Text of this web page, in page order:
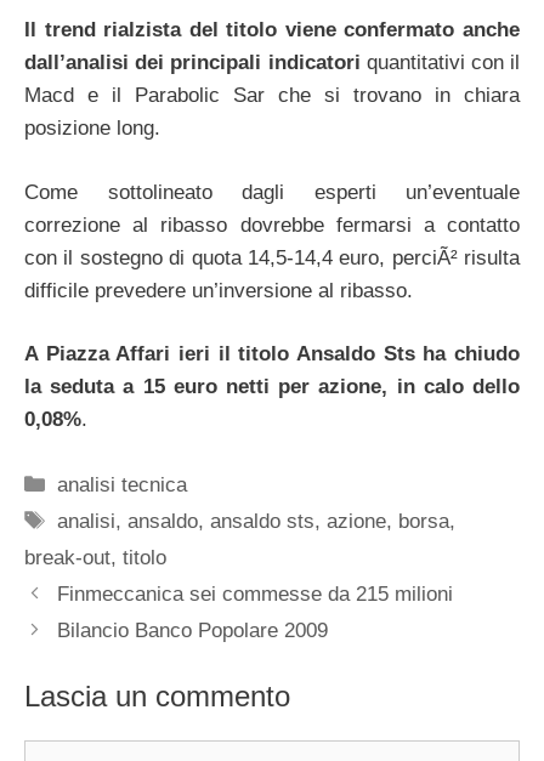
Il trend rialzista del titolo viene confermato anche
dall’analisi dei principali indicatori quantitativi con il
Macd e il Parabolic Sar che si trovano in chiara
posizione long.
Come sottolineato dagli esperti un’eventuale
correzione al ribasso dovrebbe fermarsi a contatto
con il sostegno di quota 14,5-14,4 euro, perciÃ² risulta
difficile prevedere un’inversione al ribasso.
A Piazza Affari ieri il titolo Ansaldo Sts ha chiudo
la seduta a 15 euro netti per azione, in calo dello
0,08%.
Categorie
analisi tecnica
Tag
analisi,ansaldo,ansaldo sts,azione, borsa,
break-out, titolo
Finmeccanica sei commesse da 215 milioni
Bilancio Banco Popolare 2009
Lascia un commento